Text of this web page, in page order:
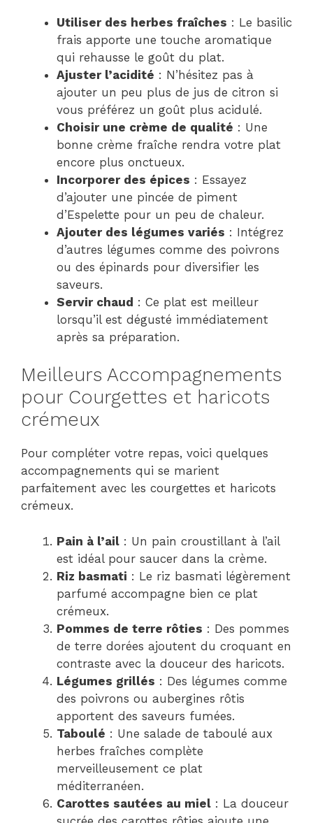
Utiliser des herbes fraîches : Le basilic
frais apporte une touche aromatique
qui rehausse le goût du plat.
Ajuster l’acidité : N’hésitez pas à
ajouter un peu plus de jus de citron si
vous préférez un goût plus acidulé.
Choisir une crème de qualité : Une
bonne crème fraîche rendra votre plat
encore plus onctueux.
Incorporer des épices : Essayez
d’ajouter une pincée de piment
d’Espelette pour un peu de chaleur.
Ajouter des légumes variés : Intégrez
d’autres légumes comme des poivrons
ou des épinards pour diversifier les
saveurs.
Servir chaud : Ce plat est meilleur
lorsqu’il est dégusté immédiatement
après sa préparation.
Meilleurs Accompagnements
pour Courgettes et haricots
crémeux
Pour compléter votre repas, voici quelques
accompagnements qui se marient
parfaitement avec les courgettes et haricots
crémeux.
Pain à l’ail : Un pain croustillant à l’ail
est idéal pour saucer dans la crème.
Riz basmati : Le riz basmati légèrement
parfumé accompagne bien ce plat
crémeux.
Pommes de terre rôties : Des pommes
de terre dorées ajoutent du croquant en
contraste avec la douceur des haricots.
Légumes grillés : Des légumes comme
des poivrons ou aubergines rôtis
apportent des saveurs fumées.
Taboulé : Une salade de taboulé aux
herbes fraîches complète
merveilleusement ce plat
méditerranéen.
Carottes sautées au miel : La douceur